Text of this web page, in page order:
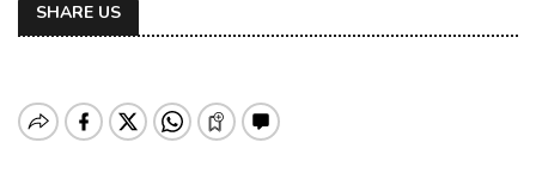
SHARE US